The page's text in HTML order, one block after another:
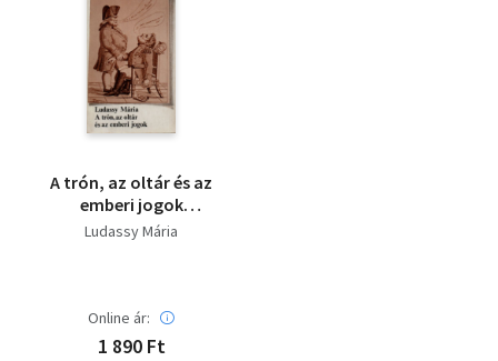
A trón, az oltár és az
emberi jogok
(gyorsuló idő)
Ludassy Mária
Online ár:
1 890 Ft